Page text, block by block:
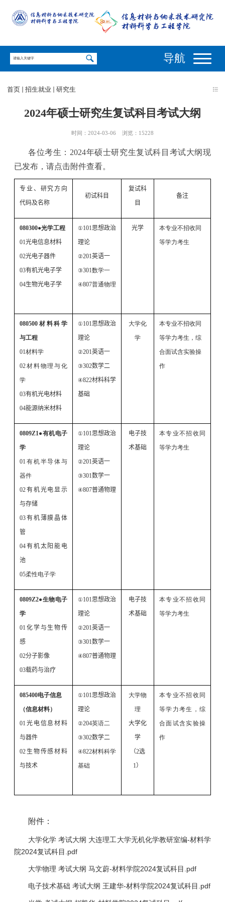
导航
首页 招生就业 研究生
2024年硕士研究生复试科目考试大纲
时间：2024-03-06 浏览： 15228
各位考生：2024年硕士研究生复试科目考试大纲现
已发布，请点击附件查看。
专业、研究方向
代码及名称
初试科目
复试科
目
备注
080300●光学工程
01光电信息材料
02光电子器件
03有机光电子学
04生物光电子学
①101 思想政治
理论
②201英语一
③301数学一
④807普通物理
光学
本专业不招收同
等学力考生
080500 材料科学
与工程
01材料学
02材料物理与化
学
03有机光电材料
04能源纳米材料
①101 思想政治
理论
②201英语一
③302数学二
④822材料科学
基础
大学化
学
本专业不招收同
等学力考生，综
合面试含实验操
作
0809Z1 ●有机电子
学
01 有机半导体与
器件
02有机光电显示
与存储
03有机薄膜晶体
管
04有机太阳能电
池
05柔性电子学
①101 思想政治
理论
②201英语一
③301数学一
④807普通物理
电子技
术基础
本专业不招收同
等学力考生
0809Z2●生物电子
学
01 化学与生物传
感
02分子影像
03载药与治疗
①101 思想政治
理论
②201英语一
③301数学一
④807普通物理
电子技
术基础
本专业不招收同
等学力考生
085400电子信息
（信息材料）
01 光电信息材料
与器件
02 生物传感材料
与技术
①101 思想政治
理论
②204英语二
③302数学二
④822材料科学
基础
大学物
理
大学化
学
（2选
1 ）
本专业不招收同
等学力考生 ，综
合面试含实验操
作
附件：
大学化学 考试大纲 大连理工大学无机化学教研室编-材料学
院2024复试科目.pdf
大学物理 考试大纲 马文蔚-材料学院2024复试科目.pdf
电子技术基础 考试大纲 王建华-材料学院2024复试科目.pdf